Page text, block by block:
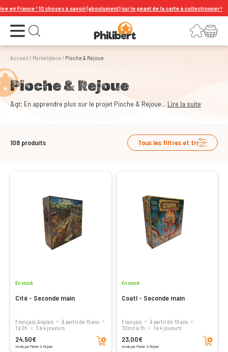
choses à savoir (absolument) sur le géant de la carte à collectionner !
Ouvrir le menu Ouvrir la recherche Connexion
Votre panier
Accueil / Marketplace / Pioche & Rejoue
Pioche & Rejoue
&gt; En apprendre plus sur le projet Pioche & Rejoue... Lire la suite
108 produits Tous les filtres et tri
En stock
Cité - Seconde main
Français, Anglais
à partir de 15 ans
1 à 2h
3 à 4 joueurs
24,50€
Vendu par Pioche & Rejoue
Ajouter au panier
En stock
Coatl - Seconde main
Français
à partir de 10 ans
30mn à 1h
1 à 4 joueurs
23,00€
Vendu par Pioche & Rejoue
Ajouter au panier